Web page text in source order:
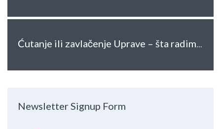
Ćutanje ili zavlačenje Uprave – šta radimo dok zahtevamo informacije od javnog značaja
Newsletter Signup Form